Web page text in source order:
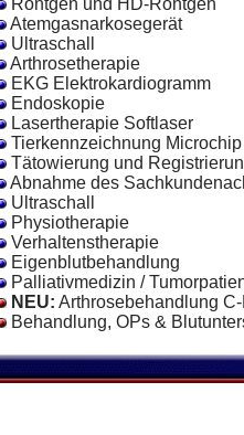
Röntgen und HD-Röntgen
Atemgasnarkosegerät
Ultraschall
Arthrosetherapie
EKG Elektrokardiogramm
Endoskopie
Lasertherapie Softlaser
Tierkennzeichnung Microchip
Tätowierung und
Abnahme des
Ultraschall
Physiotherapie
Verhaltenstherapie
Eigenblutbehandlung
Palliativmedizin /
NEU: Arthrosebehandlung
Behandlung, OPs &